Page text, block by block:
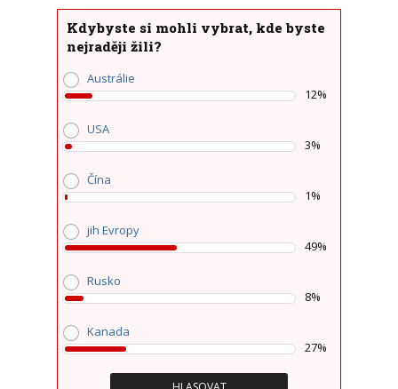
Kdybyste si mohli vybrat, kde byste
nejraději žili?
Austrálie
12%
USA
3%
Čína
1%
jih Evropy
49%
Rusko
8%
Kanada
27%